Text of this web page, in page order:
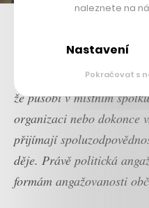
„Stále více lidí si
tom, že zajdou jednou za
že působí v místním
organizaci nebo dokonce
přijímají
děje. Právě politická
formám angažovanosti
naleznete na
Nastavení
Pokračovat s